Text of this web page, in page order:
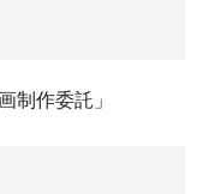
制作委託」